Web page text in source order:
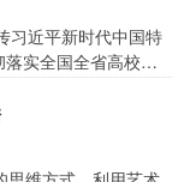
习近平新时代中国特
实全国全省高校思